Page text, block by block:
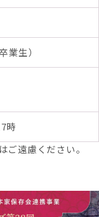
業生）
時
遠慮ください。